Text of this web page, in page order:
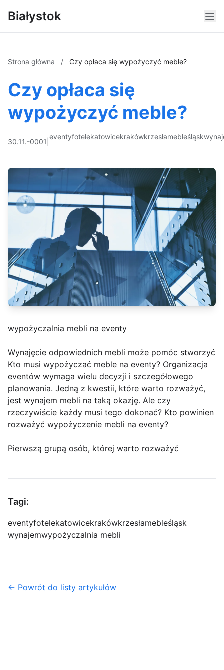
Białystok
Strona główna / Czy opłaca się wypożyczyć meble?
Czy opłaca się
wypożyczyć meble?
30.11.-0001
eventyfotelekatowicekrakówkrzesłamebleśląsk
wypożyczalnia mebli na eventy
Wynajęcie odpowiednich mebli może pomóc stworzyć
Kto musi wypożyczać meble na eventy? Organizacja
eventów wymaga wielu decyzji i szczegółowego
planowania. Jedną z kwestii, które warto rozważyć,
jest wynajem mebli na taką okazję. Ale czy
rzeczywiście każdy musi tego dokonać? Kto powinien
rozważyć wypożyczenie mebli na eventy?
Pierwszą grupą osób, której warto rozważyć
Tagi:
eventyfotelekatowicekrakówkrzesłamebleśląsk
wynajemwypożyczalnia mebli
← Powrót do listy artykułów